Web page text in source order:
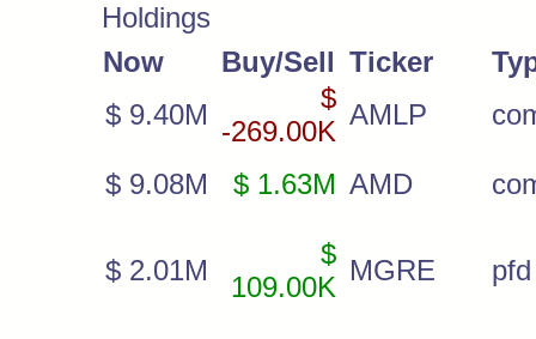
Holdings
Now
Buy/Sell Ticker
$ 9.40M
$
-269.00K
AMLP
$ 9.08M $ 1.63M AMD
$ 2.01M
$
109.00K
MGRE pfd